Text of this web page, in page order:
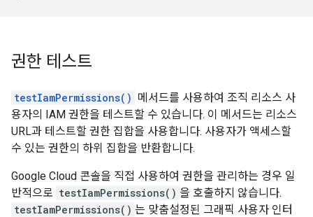
권한 테스트
testIamPermissions() 메서드를 사용하여 조직 리소스 사
용자의 IAM 권한을 테스트할 수 있습니다. 이 메서드는 리소스
URL과 테스트할 권한 집합을 사용합니다. 사용자가 액세스할
수 있는 권한의 하위 집합을 반환합니다.
Google Cloud 콘솔을 직접 사용하여 권한을 관리하는 경우 일
반적으로 testIamPermissions() 을 호출하지 않습니다.
testIamPermissions() 는 맞춤설정된 그래픽 사용자 인터